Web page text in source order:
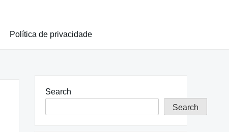
Política de privacidade
Search
Search